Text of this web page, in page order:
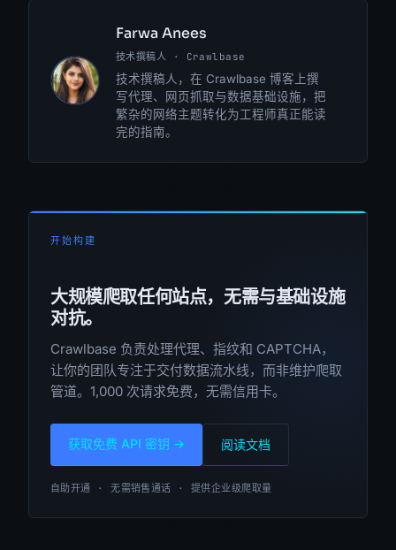
FA
Farwa Anees
技术撰稿人 · Crawlbase
技术撰稿人，在 Crawlbase 博客上撰
写代理、网页抓取与数据基础设施，把
繁杂的网络主题转化为工程师真正能读
完的指南。
开始构建
大规模爬取任何站点，无需与基础设施
对抗。
Crawlbase 负责处理代理、指纹和 CAPTCHA，
让你的团队专注于交付数据流水线，而非维护爬取
管道。1,000 次请求免费，无需信用卡。
获取免费 API 密钥 → 阅读文档
自助开通 · 无需销售通话 · 提供企业级爬取量